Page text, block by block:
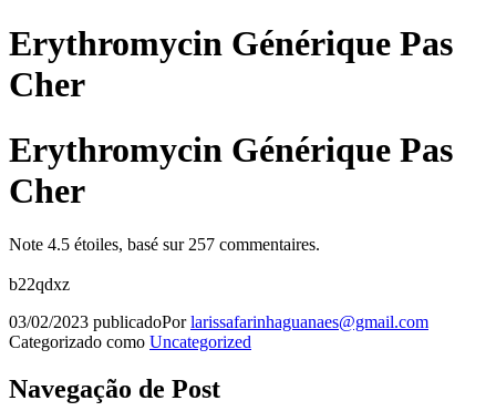
Erythromycin Générique Pas
Cher
Erythromycin Générique Pas
Cher
Note 4.5 étoiles, basé sur 257 commentaires.
b22qdxz
03/02/2023 publicadoPorlarissafarinhaguanaes@gmail.com
Categorizado como Uncategorized
Navegação de Post